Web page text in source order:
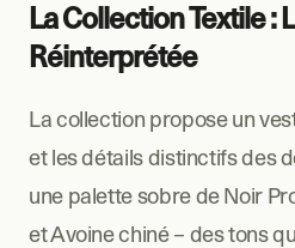
La Collection Textile :
Réinterprétée
La collection propose un
et les détails distinctifs des
une palette sobre de Noir
et Avoine chiné – des tons